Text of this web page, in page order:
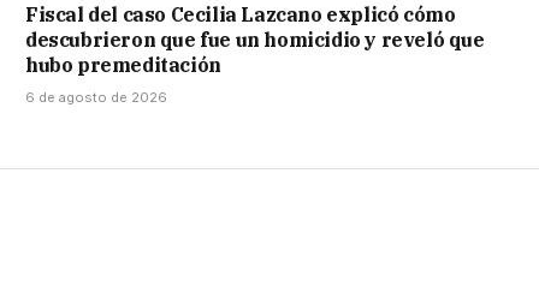
Fiscal del caso Cecilia Lazcano explicó cómo
descubrieron que fue un homicidio y reveló que
hubo premeditación
6 de agosto de 2026